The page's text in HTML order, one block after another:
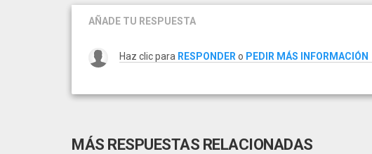
AÑADE TU RESPUESTA
Haz clic para RESPONDER o PEDIR MÁS INFORMACIÓN
MÁS RESPUESTAS RELACIONADAS